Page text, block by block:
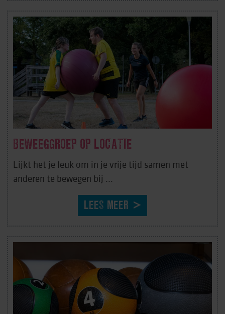
BEWEEGGROEP OP LOCATIE
Lijkt het je leuk om in je vrije tijd samen met
anderen te bewegen bij ...
LEES MEER